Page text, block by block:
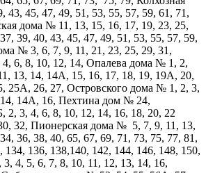
45, 47, 49, 51, 53, 55, 57, 59, 61, 71,
дома № 11, 13, 15, 16, 17, 19, 23, 25,
39, 40, 43, 45, 47, 49, 51, 53, 55, 57, 59,
№ 3, 6, 7, 9, 11, 21, 23, 25, 29, 31,
6, 8, 10, 12, 14, Опалева дома № 1, 2,
13, 14, 14А, 15, 16, 17, 18, 19, 19А, 20,
25А, 26, 27, Островского дома № 1, 2, 3,
14, 14А, 16, Пехтина дом № 24,
2, 3, 4, 6, 8, 10, 12, 14, 16, 18, 20, 22
32, Пионерская дома № 5, 7, 9, 11, 13,
36, 38, 40, 65, 67, 69, 71, 73, 75, 77, 81,
134, 136, 138,140, 142, 144, 146, 148, 150,
4, 5, 6, 7, 8, 10, 11, 12, 13, 14, 16,